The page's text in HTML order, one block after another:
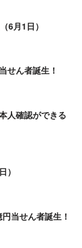
6月1日）
せん者誕生！
人確認ができる
）
当せん者誕生！